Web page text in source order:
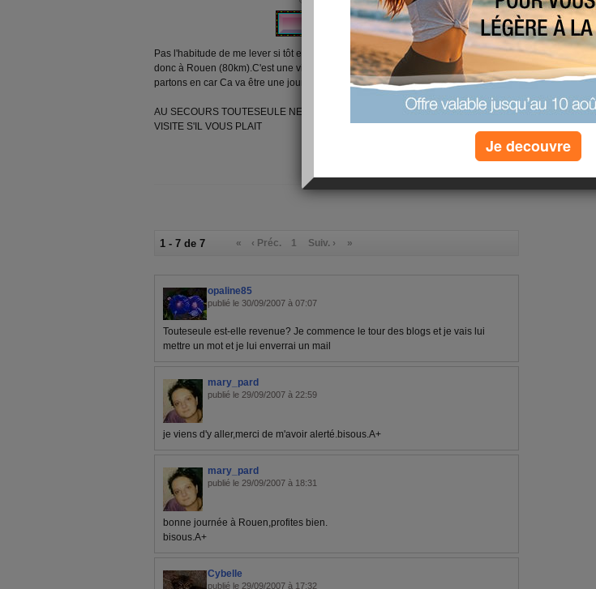
Pas l'habitude de me lever si tôt et j'ai encore les yeux pleins de sommeil! Je vais
donc à Rouen (80km).C'est une virée organisée par le club(donc moi) nous
partons en car Ca va être une journée sympa! Bonne journée à vous
AU SECOURS TOUTESEULE NE VA PAS BIEN DU TOUT ALLEZ LUI RENDRE
VISITE S'IL VOUS PLAIT
(7) commentaires
1 - 7 de 7 « ‹ Préc. 1 Suiv. › »
opaline85
publié le 30/09/2007 à 07:07
Touteseule est-elle revenue? Je commence le tour des blogs et je vais lui
mettre un mot et je lui enverrai un mail
mary_pard
publié le 29/09/2007 à 22:59
je viens d'y aller,merci de m'avoir alerté.bisous.A+
mary_pard
publié le 29/09/2007 à 18:31
bonne journée à Rouen,profites bien.
bisous.A+
Cybelle
publié le 29/09/2007 à 17:32
Je decouvre